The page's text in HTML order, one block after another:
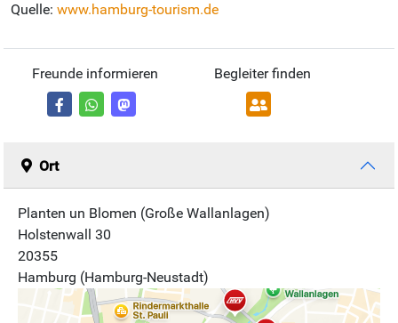
Quelle: www.hamburg-tourism.de
Freunde informieren Begleiter finden
Ort
Planten un Blomen (Große Wallanlagen)
Holstenwall 30
20355
Hamburg (Hamburg-Neustadt)